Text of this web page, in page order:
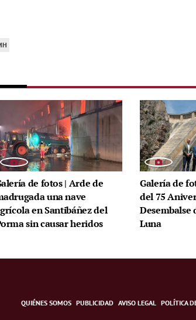
de fotos | Arde de
una nave
en Santibáñez del
sin causar heridos
Galería de
del 75
Desembalse
Luna
QUIÉNES SOMOS PUBLICIDAD AVISO LEGAL POLÍTICA